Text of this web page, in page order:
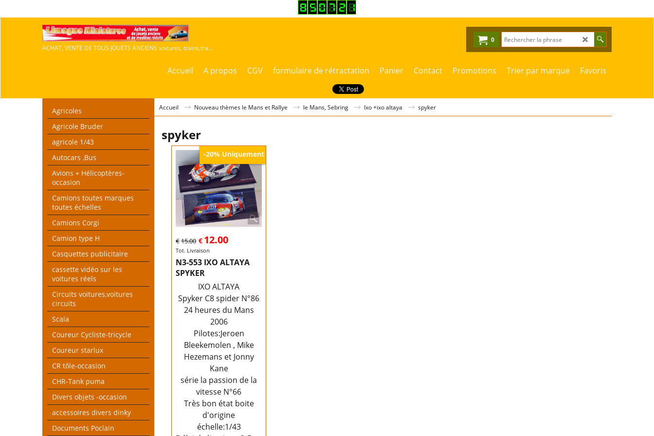
ACHAT, VENTE DE TOUS JOUETS ANCIENS voitures, trains,travaux publics,agricoles
0
Accueil A propos CGV formulaire de rétractation Panier Contact Promotions Trier par marque Favoris
Agricoles
Agricole Bruder
agricole 1/43
Autocars ,Bus
Avions + Hélicoptères-
occasion
Camions toutes marques
toutes échelles
Camions Corgi
Camion type H
Casquettes publicitaire
cassette vidéo sur les
voitures réels
Circuits voitures,voitures
circuits
Scala
Coureur Cycliste-tricycle
Coureur starlux
CR tôle-occasion
CHR-Tank puma
Divers objets -occasion
accessoires divers dinky
Documents Poclain
Accueil Nouveau thèmes le Mans et Rallye le Mans, Sebring Ixo +ixo altaya spyker
spyker
-20% Uniquement
€15.00 € 12.00
Tot. Livraison
N3-553 IXO ALTAYA
SPYKER
IXO ALTAYA
Spyker C8 spider N°86
24 heures du Mans
2006
Pilotes:Jeroen
Bleekemolen , Mike
Hezemans et Jonny
Kane
série la passion de la
vitesse N°66
Très bon état boite
d'origine
échelle:1/43